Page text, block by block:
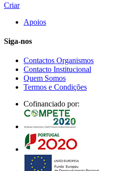
Criar
Apoios
Siga-nos
Contactos Organismos
Contacto Institucional
Quem Somos
Termos e Condições
Cofinanciado por: